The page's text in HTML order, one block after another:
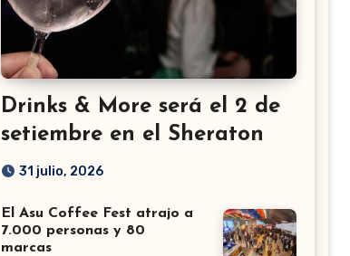
Drinks & More será el 2 de
setiembre en el Sheraton
31 julio, 2026
El Asu Coffee Fest atrajo a
7.000 personas y 80
marcas